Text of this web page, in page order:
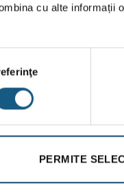
cu alte
PERMITE